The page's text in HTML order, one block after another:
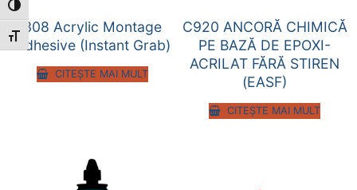
Toggle High Contrast
Toggle Font size
308 Acrylic Montage
Adhesive (Instant Grab)
CITEȘTE MAI MULT
C920 ANCORĂ CHIMICĂ
PE BAZĂ DE EPOXI-
ACRILAT FĂRĂ STIREN
(EASF)
CITEȘTE MAI MULT